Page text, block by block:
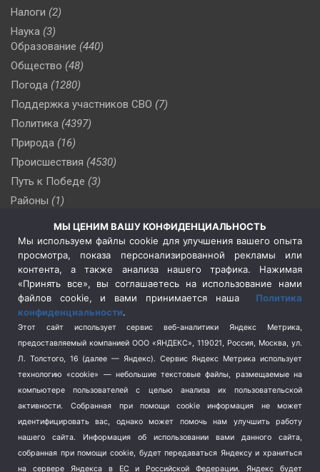
Налоги (2)
Наука (3)
Образование (440)
Общество (48)
Погода (1280)
Поддержка участников СВО (7)
Политика (4397)
Природа (16)
Происшествия (4530)
Путь к Победе (3)
Районы (1)
Сельское хозяйство (3)
Социальная политика
(3)
Спецоперация в Украине
Спецоперация на Украине
(404)
Спорт (740)
Терроризм (1)
Транспорт (262)
Туризм (178)
Флот (76)
Школа и спорт (2)
МЫ ЦЕНИМ ВАШУ КОНФИДЕНЦИАЛЬНОСТЬ
Мы используем файлы cookie для улучшения вашего опыта
просмотра, показа персонализированной рекламы или
контента, а также анализа нашего трафика. Нажимая
«Принять все», вы соглашаетесь на использование нами
файлов cookie, и вами принимается наша Политика
конфиденциальности.
Этот сайт использует сервис веб-аналитики Яндекс Метрика,
предоставляемый компанией ООО «ЯНДЕКС», 119021, Россия, Москва, ул.
Л. Толстого, 16 (далее — Яндекс). Сервис Яндекс Метрика использует
технологию «cookie» — небольшие текстовые файлы, размещаемые на
компьютере пользователей с целью анализа их пользовательской
активности.
Собранная при помощи cookie информация не может
идентифицировать вас, однако может помочь нам улучшить работу
нашего сайта. Информация об использовании вами данного сайта,
собранная при помощи cookie, будет передаваться Яндексу и храниться
на сервере Яндекса в ЕС и Российской Федерации. Яндекс будет